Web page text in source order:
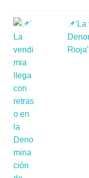
Rioja'